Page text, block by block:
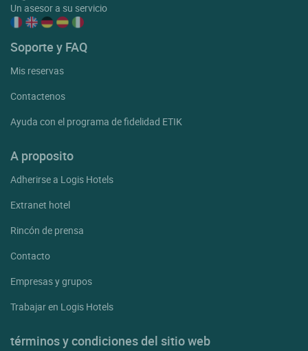
Un asesor a su servicio
Soporte y FAQ
Mis reservas
Contactenos
Ayuda con el programa de fidelidad ETIK
A proposito
Adherirse a Logis Hotels
Extranet hotel
Rincón de prensa
Contacto
Empresas y grupos
Trabajar en Logis Hotels
términos y condiciones del sitio web